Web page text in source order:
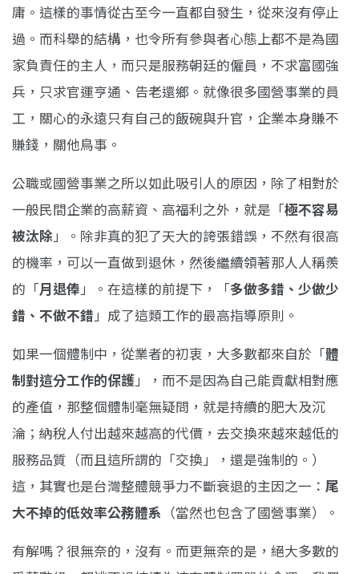
庸。這樣的事情從古至今一直都自發生，從來沒有停止
過。而科舉的結構，也令所有參與者心態上都不是為國
家負責任的主人，而只是服務朝廷的僱員，不求富國強
兵，只求官運亨通、告老還鄉。就像很多國營事業的員
工，關心的永遠只有自己的飯碗與升官，企業本身賺不
賺錢，關他鳥事。
公職或國營事業之所以如此吸引人的原因，除了相對於
一般民間企業的高薪資、高福利之外，就是「極不容易
被汰除」。除非真的犯了天大的誇張錯誤，不然有很高
的機率，可以一直做到退休，然後繼續領著那人人稱羨
的「月退俸」。在這樣的前提下，「多做多錯、少做少
錯、不做不錯」成了這類工作的最高指導原則。
如果一個體制中，從業者的初衷，大多數都來自於「體
制對這分工作的保護」，而不是因為自己能貢獻相對應
的產值，那整個體制毫無疑問，就是持續的肥大及沉
淪；納稅人付出越來越高的代價，去交換來越來越低的
服務品質（而且這所謂的「交換」，還是強制的。）
這，其實也是台灣整體競爭力不斷衰退的主因之一： 尾
大不掉的低效率公務體系 （當然也包含了國營事業）。
有解嗎？很無奈的，沒有。而更無奈的是，絕大多數的